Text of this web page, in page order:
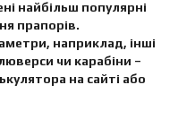
найбільш популярні
прапорів.
наприклад, інші
чи карабіни –
на сайті або